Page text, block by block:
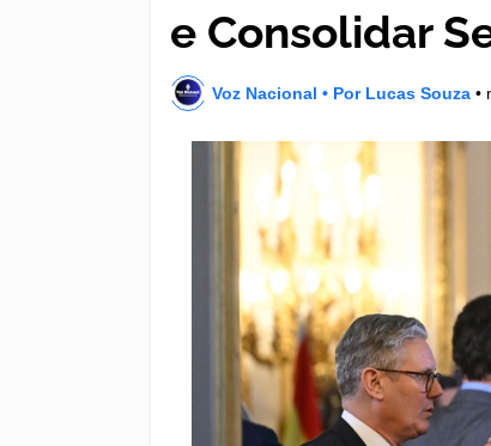
e Consolidar
Voz Nacional • Por Lucas Souza •